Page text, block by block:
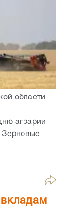
области
аграрии
Зерновые